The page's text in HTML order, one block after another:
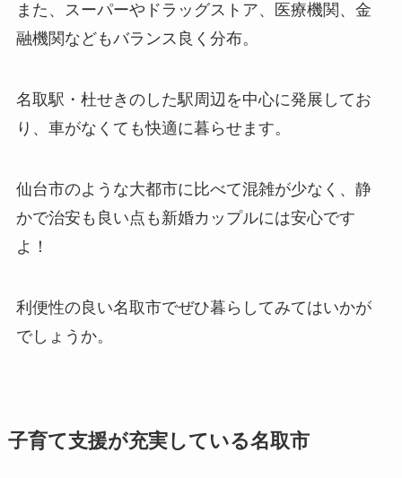
また、スーパーやドラッグストア、医療機関、金
融機関などもバランス良く分布。
名取駅・杜せきのした駅周辺を中心に発展してお
り、車がなくても快適に暮らせます。
仙台市のような大都市に比べて混雑が少なく、静
かで治安も良い点も新婚カップルには安心です
よ！
利便性の良い名取市でぜひ暮らしてみてはいかが
でしょうか。
子育て支援が充実している名取市